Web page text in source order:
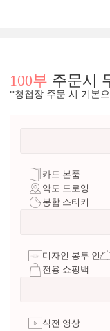
100부 주문시
*청첩장 주문 시 기본
카드 본품
약도 드로잉
봉합 스티커
디자인 봉투 인쇄
전용 쇼핑백
식전 영상